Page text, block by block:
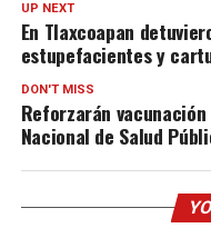
UP NEXT
En Tlaxcoapan
estupefacientes y
DON'T MISS
Reforzarán
Nacional de Salud